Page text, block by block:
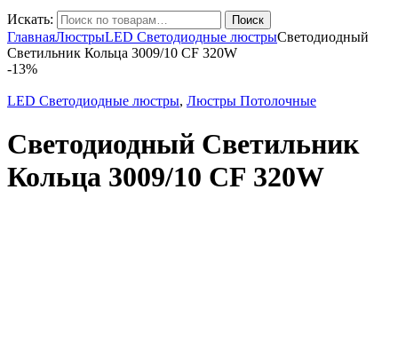
Искать: Поиск
ГлавнаяЛюстрыLED Светодиодные люстрыСветодиодный
Светильник Кольца 3009/10 CF 320W
-13%
LED Светодиодные люстры, Люстры Потолочные
Светодиодный Светильник
Кольца 3009/10 CF 320W